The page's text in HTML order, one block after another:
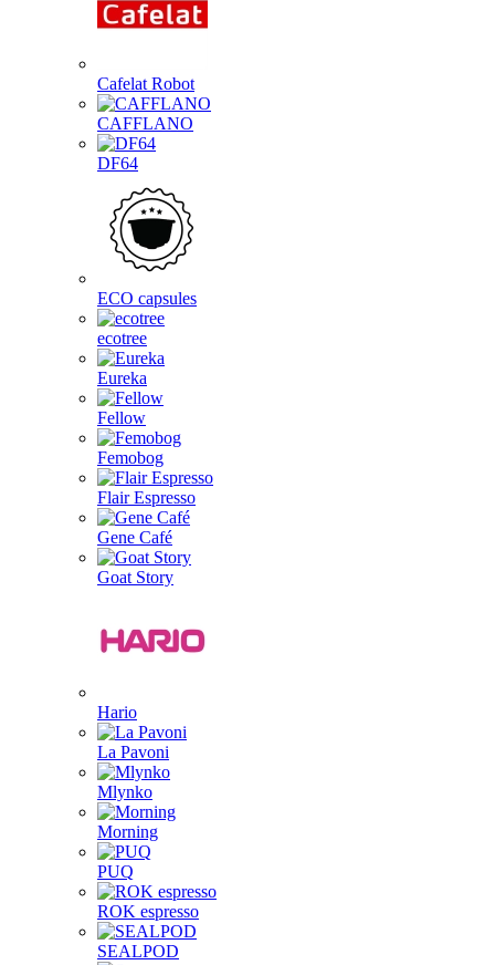
Cafelat Robot
CAFFLANO
DF64
ECO capsules
ecotree
Eureka
Fellow
Femobog
Flair Espresso
Gene Café
Goat Story
Hario
La Pavoni
Mlynko
Morning
PUQ
ROK espresso
SEALPOD